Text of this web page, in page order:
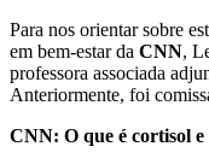
Para nos orientar sobre
em bem-estar da CNN,
professora associada
Anteriormente, foi
CNN: O que é cortisol e